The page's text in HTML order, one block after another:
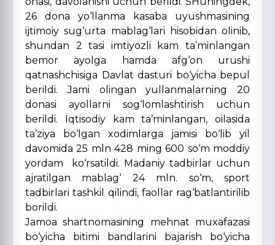
26 dona yo‘llanma kasaba uyushmasining
ijtimoiy sug‘urta mablag‘lari hisobidan olinib,
shundan 2 tasi imtiyozli kam ta’minlangan
bemor ayolga hamda afg‘on urushi
qatnashchisiga Davlat dasturi bo‘yicha bepul
berildi. Jami olingan yullanmalarning 20
donasi ayollarni sog‘lomlashtirish uchun
berildi. Iqtisodiy kam ta’minlangan, oilasida
ta’ziya bo‘lgan xodimlarga jamisi bo‘lib yil
davomida 25 mln 428 ming 600 so‘m moddiy
yordam ko‘rsatildi. Madaniy tadbirlar uchun
ajratilgan mablag‘ 24 mln. so‘m, sport
tadbirlari tashkil qilindi, faollar rag‘batlantirilib
borildi.
Jamoa shartnomasining mehnat muxafazasi
bo‘yicha bitimi bandlarini bajarish bo‘yicha